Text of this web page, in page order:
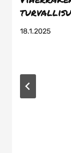
18.1.2025